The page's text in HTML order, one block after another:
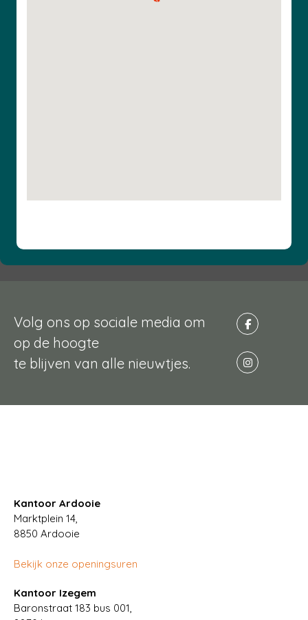
Volg ons op sociale media om
op de hoogte
te blijven van alle nieuwtjes.
Kantoor Ardooie
Marktplein 14,
8850 Ardooie
Bekijk onze openingsuren
Kantoor Izegem
Baronstraat 183 bus 001,